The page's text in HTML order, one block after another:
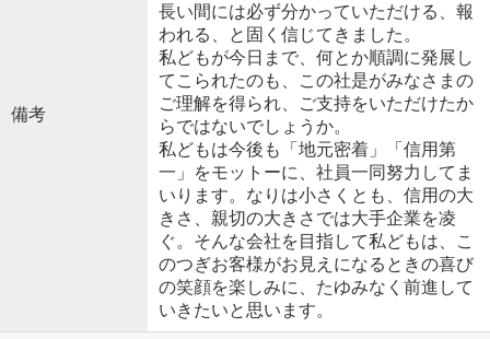
備考
長い間には必ず分かっていただける、報
われる、と固く信じてきました。
私どもが今日まで、何とか順調に発展し
てこられたのも、この社是がみなさまの
ご理解を得られ、ご支持をいただけたか
らではないでしょうか。
私どもは今後も「地元密着」「信用第
一」をモットーに、社員一同努力してま
いります。なりは小さくとも、信用の大
きさ、親切の大きさでは大手企業を凌
ぐ。そんな会社を目指して私どもは、こ
のつぎお客様がお見えになるときの喜び
の笑顔を楽しみに、たゆみなく前進して
いきたいと思います。